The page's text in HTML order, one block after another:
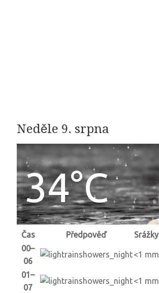
Neděle 9. srpna
34°C
Čas Předpověď Srážky
00–
06
<1 mm
01–
07
<1 mm